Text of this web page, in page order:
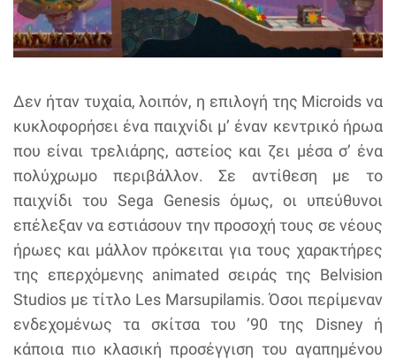
Δεν ήταν τυχαία, λοιπόν, η επιλογή της Microids να
κυκλοφορήσει ένα παιχνίδι μ’ έναν κεντρικό ήρωα
που είναι τρελιάρης, αστείος και ζει μέσα σ’ ένα
πολύχρωμο περιβάλλον. Σε αντίθεση με το
παιχνίδι του Sega Genesis όμως, οι υπεύθυνοι
επέλεξαν να εστιάσουν την προσοχή τους σε νέους
ήρωες και μάλλον πρόκειται για τους χαρακτήρες
της επερχόμενης animated σειράς της Belvision
Studios με τίτλο Les Marsupilamis. Όσοι περίμεναν
ενδεχομένως τα σκίτσα του ’90 της Disney ή
κάποια πιο κλασική προσέγγιση του αγαπημένου